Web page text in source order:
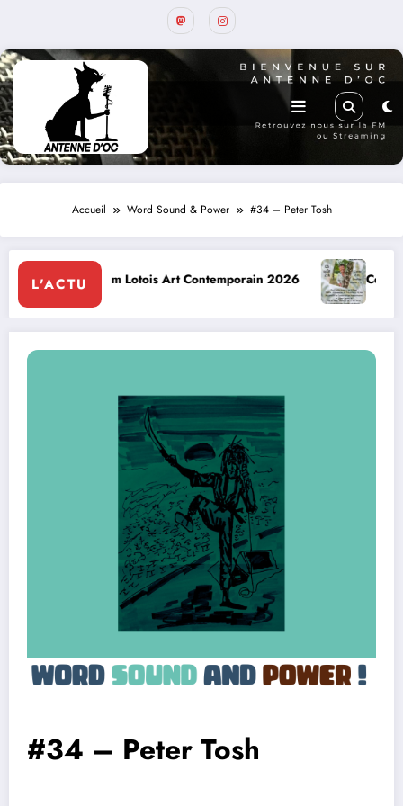
Accueil Word Sound & Power #34 – Peter Tosh
L'ACTU
Art Contemporain 2026 Conte à la Grotte : Yannick Jaulin
#34 – Peter Tosh